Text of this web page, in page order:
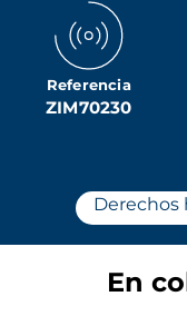
Referencia
ZIM70230
Derechos
En